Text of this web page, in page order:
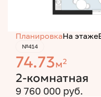
ПланировкаНа этаже
№414
74.73м2
2-комнатная
9 760 000 руб.